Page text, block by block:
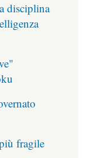
disciplina
fragile